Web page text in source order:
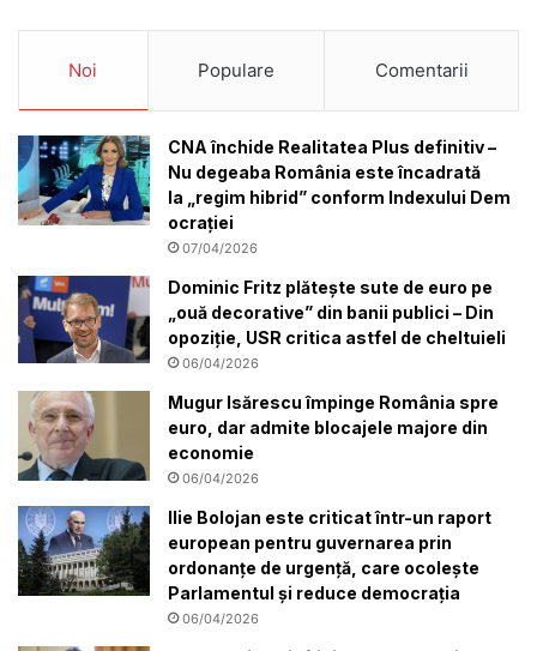
Noi Populare Comentarii
CNA închide Realitatea Plus definitiv –
Nu degeaba România este încadrată
la „regim hibrid” conform Indexului Dem
ocrației
07/04/2026
Dominic Fritz plătește sute de euro pe
„ouă decorative” din banii publici – Din
opoziție, USR critica astfel de cheltuieli
06/04/2026
Mugur Isărescu împinge România spre
euro, dar admite blocajele majore din
economie
06/04/2026
Ilie Bolojan este criticat într-un raport
european pentru guvernarea prin
ordonanțe de urgență, care ocolește
Parlamentul și reduce democrația
06/04/2026